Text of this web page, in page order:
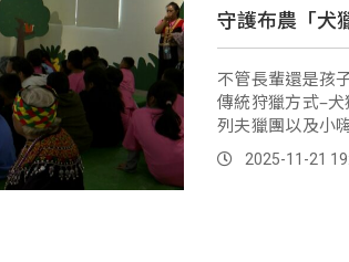
守護布農「犬
不管長輩還是孩
傳統狩獵方式–
列夫獵團以及小
演變和進行，並
2025-11-21